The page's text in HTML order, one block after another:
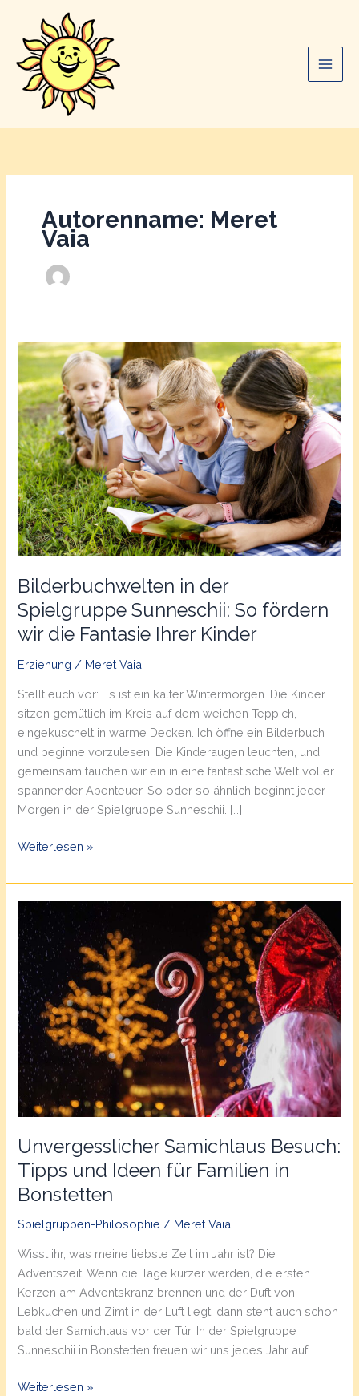
springen
Autorenname: Meret
Vaia
Bilderbuchwelten in der
Spielgruppe Sunneschii: So fördern
wir die Fantasie Ihrer Kinder
Erziehung / Meret Vaia
Stellt euch vor: Es ist ein kalter Wintermorgen. Die Kinder
sitzen gemütlich im Kreis auf dem weichen Teppich,
eingekuschelt in warme Decken. Ich öffne ein Bilderbuch
und beginne vorzulesen. Die Kinderaugen leuchten, und
gemeinsam tauchen wir ein in eine fantastische Welt voller
spannender Abenteuer. So oder so ähnlich beginnt jeder
Morgen in der Spielgruppe Sunneschii. […]
Bilderbuchwelten
der
Spielgruppe
Sunneschii:
So
fördern
wir
die
Fantasie
Ihrer
Kinder
Weiterlesen »
Unvergesslicher Samichlaus Besuch:
Tipps und Ideen für Familien in
Bonstetten
Spielgruppen-Philosophie / Meret Vaia
Wisst ihr, was meine liebste Zeit im Jahr ist? Die
Adventszeit! Wenn die Tage kürzer werden, die ersten
Kerzen am Adventskranz brennen und der Duft von
Lebkuchen und Zimt in der Luft liegt, dann steht auch schon
bald der Samichlaus vor der Tür. In der Spielgruppe
Sunneschii in Bonstetten freuen wir uns jedes Jahr auf
Unvergesslicher
Weiterlesen »